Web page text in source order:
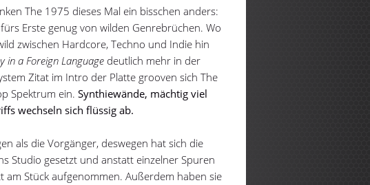
The 1975 dieses Mal ein bisschen anders:
Erste genug von wilden Genrebrüchen. Wo
zwischen Hardcore, Techno und Indie hin
in a Foreign Language deutlich mehr in der
Zitat im Intro der Platte grooven sich The
Spektrum ein.Synthiewände, mächtig viel
wechseln sich flüssig ab.
als die Vorgänger, deswegen hat sich die
Studio gesetzt und anstatt einzelner Spuren
am Stück aufgenommen. Außerdem haben sie